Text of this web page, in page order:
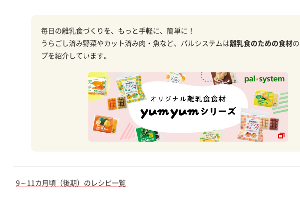
毎日の離乳食づくりを、もっと手軽に、簡単に！
うらごし済み野菜やカット済み肉・魚など、パルシステムは離乳食のための食材
プを紹介しています。
9～11カ月頃（後期）のレシピ一覧